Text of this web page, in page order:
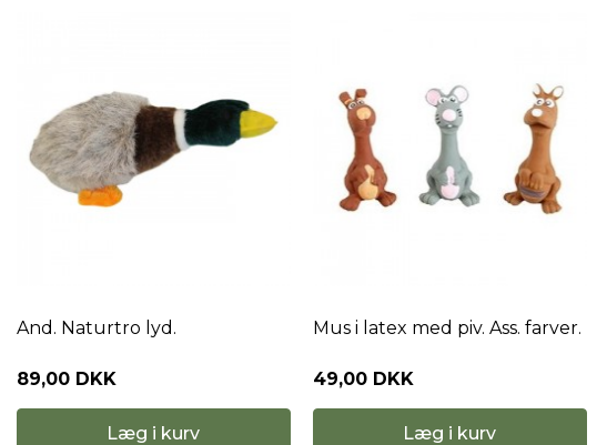
And. Naturtro lyd.
89,00 DKK
Læg i kurv
Mus i latex med piv. Ass. farver.
49,00 DKK
Læg i kurv